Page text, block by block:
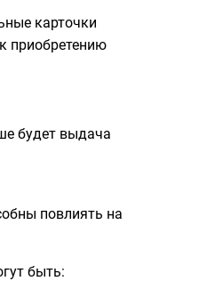
карточки
приобретению
будет выдача
повлиять на
быть: